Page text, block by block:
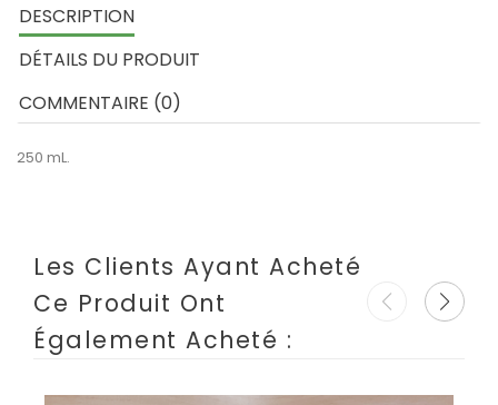
DESCRIPTION
DÉTAILS DU PRODUIT
COMMENTAIRE (0)
250 mL.
Les Clients Ayant Acheté
Ce Produit Ont
Également Acheté :